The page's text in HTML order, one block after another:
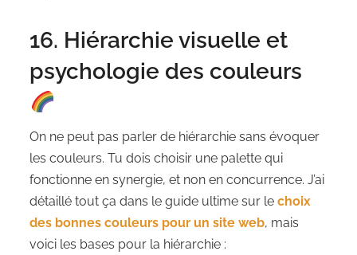
16. Hiérarchie visuelle et
psychologie des couleurs
On ne peut pas parler de hiérarchie sans évoquer
les couleurs. Tu dois choisir une palette qui
fonctionne en synergie, et non en concurrence. J’ai
détaillé tout ça dans le guide ultime sur lechoix
des bonnes couleurs pour un site web, mais
voici les bases pour la hiérarchie :